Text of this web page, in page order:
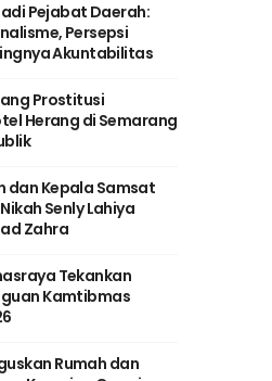
Pejabat Daerah:
Persepsi
Akuntabilitas
Prostitusi
Herang di Semarang
dan Kepala Samsat
Senly Lahiya
Zahra
Tekankan
Kamtibmas
Rumah dan